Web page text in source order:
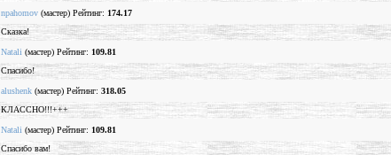
npahomov (мастер) Рейтинг: 174.17
Сказка!
Natali (мастер) Рейтинг: 109.81
Спасибо!
alushenk (мастер) Рейтинг: 318.05
КЛАССНО!!!+++
Natali (мастер) Рейтинг: 109.81
Спасибо вам!